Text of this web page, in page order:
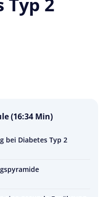
(16:34 Min)
bei Diabetes Typ 2